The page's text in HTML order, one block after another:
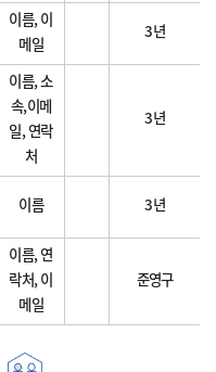
이름, 이
메일
3년
이름, 소
속,이메
일, 연락
처
3년
이름 3년
이름, 연
락처, 이
메일
준영구